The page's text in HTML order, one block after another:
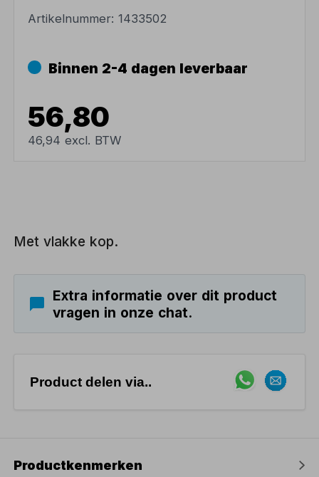
Artikelnummer:1433502
Binnen 2-4 dagen leverbaar
56,80
46,94 excl. BTW
Met vlakke kop.
Extra informatie over dit product
vragen in onze chat.
Product delen via..
Productkenmerken